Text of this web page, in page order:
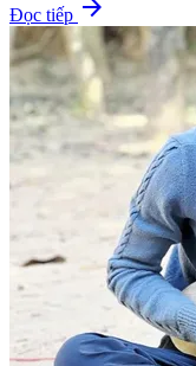
Đọc tiếp arrow_forward